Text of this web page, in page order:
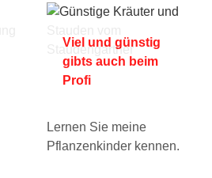
Viel und günstig
gibts auch beim
Profi
Lernen Sie meine
Pflanzenkinder kennen.